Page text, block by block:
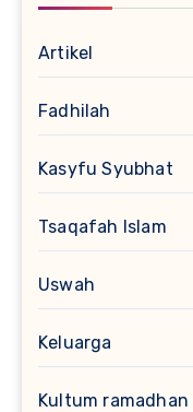
Artikel
Fadhilah
Kasyfu Syubhat
Tsaqafah Islam
Uswah
Keluarga
Kultum ramadhan